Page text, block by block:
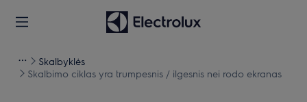
Skalbyklės
Skalbimo ciklas yra trumpesnis / ilgesnis nei rodo ekranas